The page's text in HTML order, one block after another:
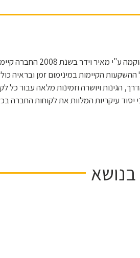
ההשקעות הקיימות במינימום זמן ובראיה
הגינות ויושרה וזמינות מלאה עבור כל
עיקריות המלוות את לקוחות החברה